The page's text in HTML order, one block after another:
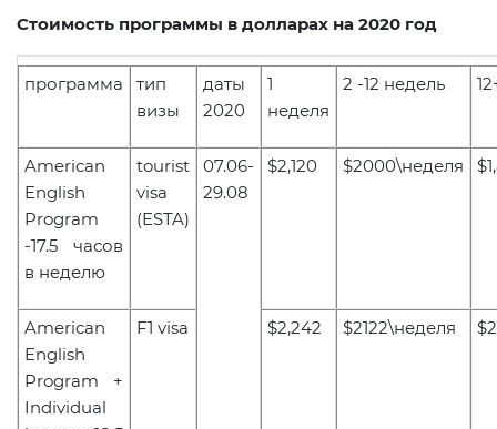
Стоимость программы в долларах на 2020 год
программа
тип
визы
даты
2020
1
неделя
2 -12 недель
American
English
Program
-17.5часов
в неделю
tourist
visa
(ESTA)
07.06-
29.08
$2,120 $2000\неделя $1,
American
English
Program +
Individual
F1 visa $2,242 $2122\неделя